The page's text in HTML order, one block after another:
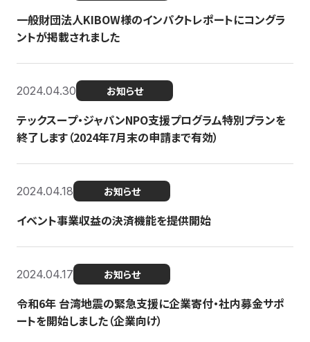
一般財団法人KIBOW様のインパクトレポートにコングラ
ントが掲載されました
2024.04.30 お知らせ
テックスープ・ジャパンNPO支援プログラム特別プランを
終了します（2024年7月末の申請まで有効）
2024.04.18 お知らせ
イベント事業収益の決済機能を提供開始
2024.04.17 お知らせ
令和6年 台湾地震の緊急支援に企業寄付・社内募金サポ
ートを開始しました（企業向け）